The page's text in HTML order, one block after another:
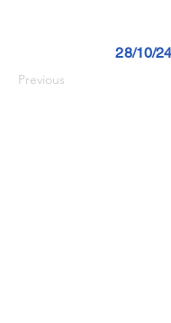
28/10/24
Previous